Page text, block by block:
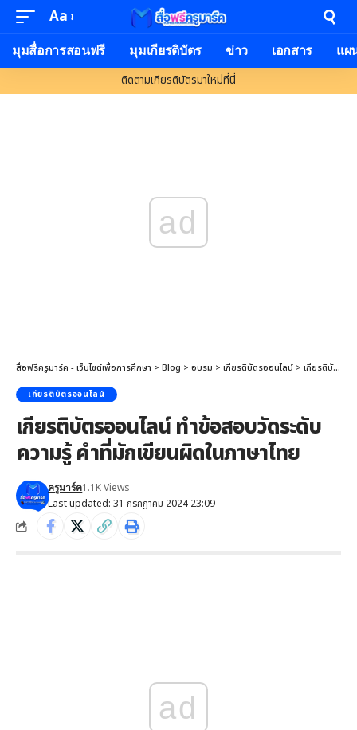
Aa
มุมสื่อการสอนฟรี มุมเกียรติบัตร ข่าว เอกสาร แผ
ติดตามเกียรติบัตรมาใหม่ที่นี่
ad
สื่อฟรีครูมาร์ค - เว็บไซต์เพื่อการศึกษา > Blog > อบรม > เกียรติบัตรออนไลน์ > เกียรติบัตรออนไลน์ ทำข้อสอบวัดระดับความรู้ คำที่มักเขียนผิดในภาษาไทย
เกียรติบัตรออนไลน์
เกียรติบัตรออนไลน์ ทำข้อสอบวัดระดับ
ความรู้ คำที่มักเขียนผิดในภาษาไทย
Last updated: 31 กรกฎาคม 2024 23:09
ครูมาร์ค1.1K Views
ad